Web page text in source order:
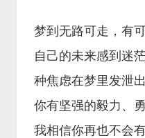
梦到无路可走，有
自己的未来感到迷
种焦虑在梦里发泄
你有坚强的毅力、
我相信你再也不会